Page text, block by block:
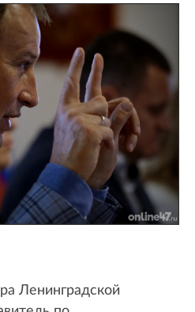
Ленинградской